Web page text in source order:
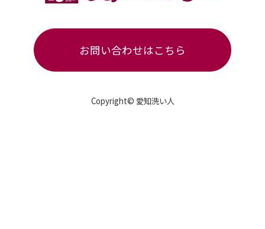
お問い合わせはこちら
Copyright© 愛知洗い人